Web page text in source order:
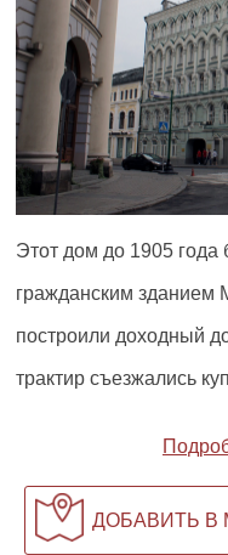
Этот дом до 1905
гражданским зданием
построили доходный
трактир съезжались
ДОБАВИТЬ В